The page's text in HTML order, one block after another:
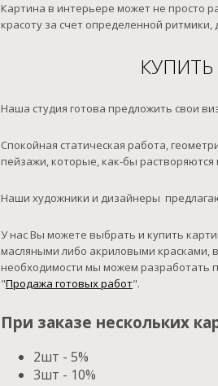
Картина в интерьере может не просто
красоту за счет определенной
Наша студия готова предложить свои
Спокойная статическая работа,
пейзажи, которые, как-бы растворяются
Наши художники и дизайнеры
У нас Вы можете выбрать и купить
масляными либо акриловыми красками,
необходимости мы можем разработать
"Продажа готовых работ".
При заказе нескольких
2шт - 5%
3шт - 10%